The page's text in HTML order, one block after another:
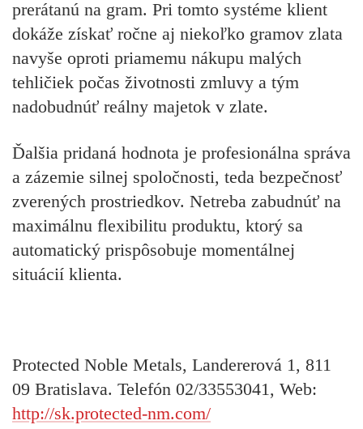
prerátanú na gram. Pri tomto systéme klient
dokáže získať ročne aj niekoľko gramov zlata
navyše oproti priamemu nákupu malých
tehličiek počas životnosti zmluvy a tým
nadobudnúť reálny majetok v zlate.
Ďalšia pridaná hodnota je profesionálna správa
a zázemie silnej spoločnosti, teda bezpečnosť
zverených prostriedkov. Netreba zabudnúť na
maximálnu flexibilitu produktu, ktorý sa
automatický prispôsobuje momentálnej
situácií klienta.
Protected Noble Metals, Landererová 1, 811
09 Bratislava. Telefón 02/33553041, Web:
http://sk.protected-nm.com/